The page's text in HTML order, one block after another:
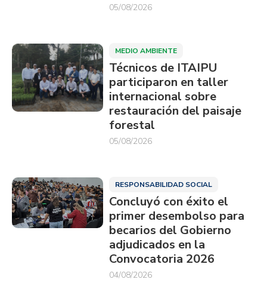
05/08/2026
MEDIO AMBIENTE
Técnicos de ITAIPU
participaron en taller
internacional sobre
restauración del paisaje
forestal
05/08/2026
RESPONSABILIDAD SOCIAL
Concluyó con éxito el
primer desembolso para
becarios del Gobierno
adjudicados en la
Convocatoria 2026
04/08/2026